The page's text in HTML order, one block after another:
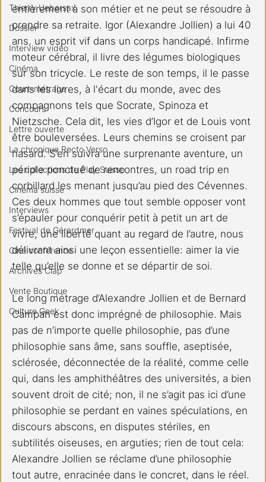
Thierry Uebersax
Dossier
Interview vidéo
Cinéma
Court-métrage
Concours
Lettre ouverte
La chronique Recto Verso
Les collections de Play Suisse
Cinéma suisse
Interviews
Festival de Gérardmer
Ciné conférence
Archives Clap
Vente Boutique
Culture Geek
entièrement à son métier et ne peut se résoudre à
prendre sa retraite. Igor (Alexandre Jollien) a lui 40
ans, un esprit vif dans un corps handicapé. Infirme
moteur cérébral, il livre des légumes biologiques
sur son tricycle. Le reste de son temps, il le passe
dans les livres, à l'écart du monde, avec des
compagnons tels que Socrate, Spinoza et
Nietzsche. Cela dit, les vies d’Igor et de Louis vont
être bouleversées. Leurs chemins se croisent par
hasard. S’en suivra une surprenante aventure, un
périple ponctué de rencontres, un road trip en
corbillard les menant jusqu’au pied des Cévennes.
Ces deux hommes que tout semble opposer vont
s’épauler pour conquérir petit à petit un art de
vivre, une liberté quant au regard de l’autre, nous
délivrant ainsi une leçon essentielle: aimer la vie
telle qu’elle se donne et se départir de soi.
Le long métrage d’Alexandre Jollien et de Bernard
Campan est donc imprégné de philosophie. Mais
pas de n’importe quelle philosophie, pas d’une
philosophie sans âme, sans souffle, aseptisée,
sclérosée, déconnectée de la réalité, comme celle
qui, dans les amphithéâtres des universités, a bien
souvent droit de cité; non, il ne s’agit pas ici d’une
philosophie se perdant en vaines spéculations, en
discours abscons, en disputes stériles, en
subtilités oiseuses, en arguties; rien de tout cela:
Alexandre Jollien se réclame d’une philosophie
tout autre, enracinée dans le concret, dans le réel.